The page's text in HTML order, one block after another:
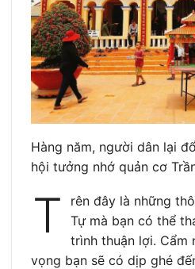
Hàng năm, người dân lại
hội tưởng nhớ quản cơ
T
rên đây là những
Tự mà bạn có thể
trình thuận lợi. Cẩm
vọng bạn sẽ có dịp ghé